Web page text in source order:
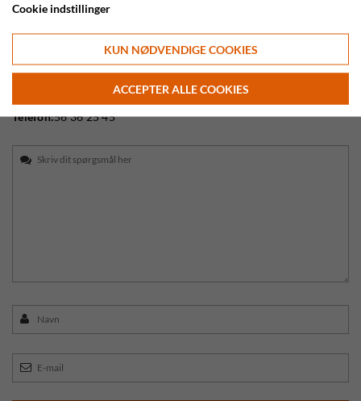
info@safarieksperten.dk
Telefon:56 36 25 45
Cookie indstillinger
KUN NØDVENDIGE COOKIES
ACCEPTER ALLE COOKIES